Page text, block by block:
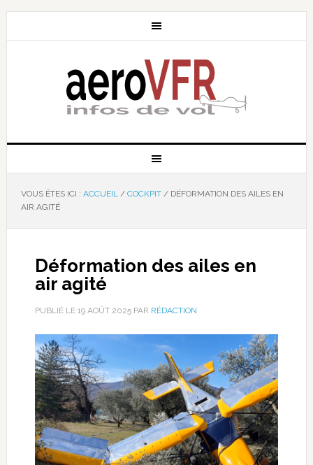
VOUS ÊTES ICI : ACCUEIL / COCKPIT /DÉFORMATION DES AILES EN
AIR AGITÉ
Déformation des ailes en
air agité
PUBLIÉ LE 19 AOÛT 2025PAR RÉDACTION